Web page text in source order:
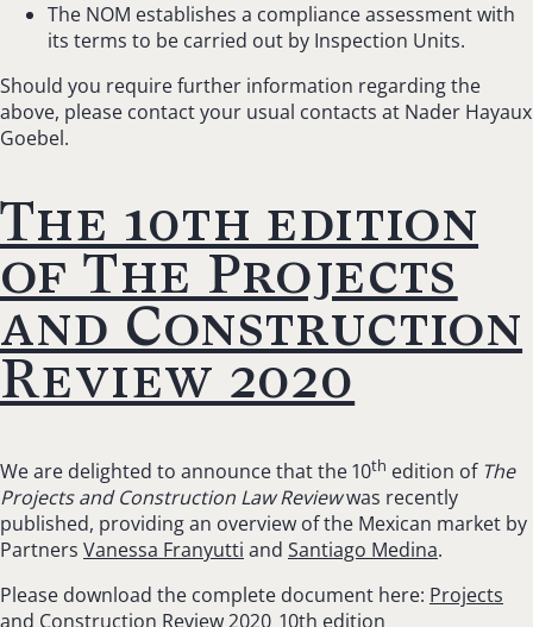
The NOM establishes a compliance assessment with
its terms to be carried out by Inspection Units.
Should you require further information regarding the
above, please contact your usual contacts at Nader Hayaux
Goebel.
The 10th edition
of The Projects
and Construction
Review 2020
We are delighted to announce that the 10th edition ofThe
Projects and Construction Law Reviewwas recently
published, providing an overview of the Mexican market by
Partners Vanessa Franyutti and Santiago Medina.
Please download the complete document here: Projects
and Construction Review 2020_10th edition